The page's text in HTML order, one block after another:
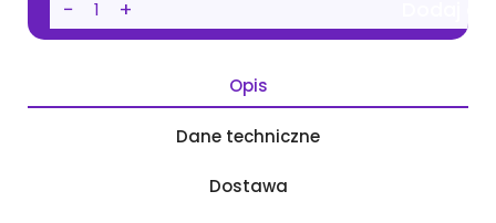
− +
Opis
Dane techniczne
Dostawa